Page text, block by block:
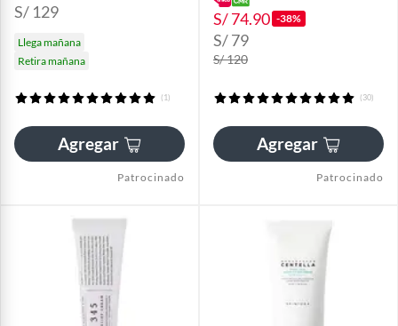
S/ 129
Llega mañana
Retira mañana
(1)
Agregar
Patrocinado
S/ 74.90 -38%
S/ 79
S/ 120
(30)
Agregar
Patrocinado